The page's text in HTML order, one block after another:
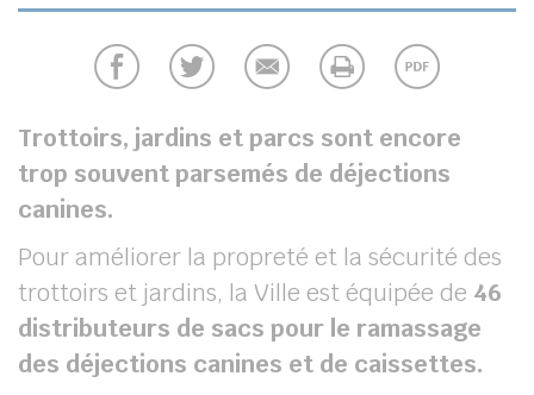
Trottoirs, jardins et parcs sont encore
trop souvent parsemés de déjections
canines.
Pour améliorer la propreté et la sécurité des
trottoirs et jardins, la Ville est équipée de 46
distributeurs de sacs pour le ramassage
des déjections canines et de caissettes.